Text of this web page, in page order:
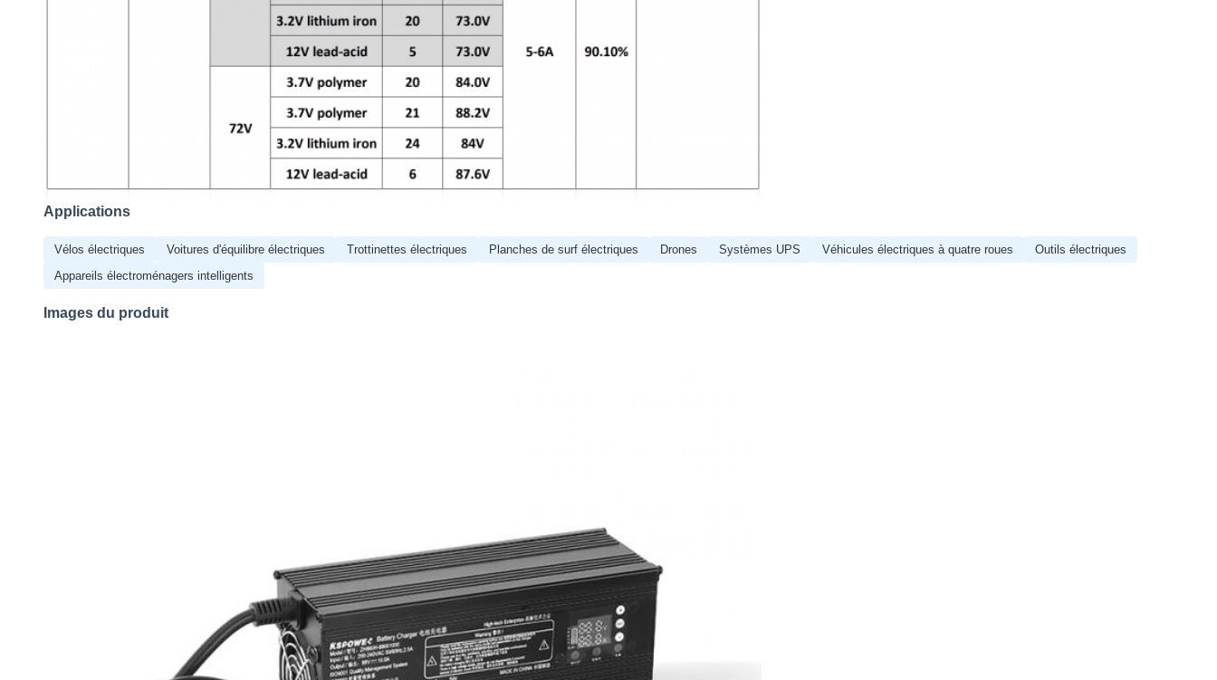
Applications
Vélos électriques Voitures d'équilibre électriques Trottinettes électriques Planches de surf électriques Drones Systèmes UPS Véhicules électriques à quatre roues
Outils électriques
Appareils électroménagers intelligents
Images du produit